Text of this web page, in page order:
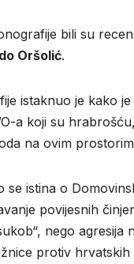
bili su
Oršolić.
istaknuo je kako
a koji su
na ovim
se istina o
povijesnih
nego
protiv